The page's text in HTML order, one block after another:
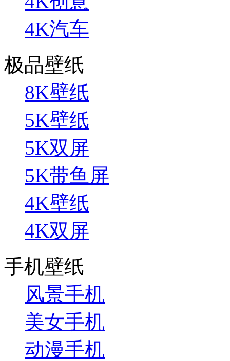
4K汽车
极品壁纸
8K壁纸
5K壁纸
5K双屏
5K带鱼屏
4K壁纸
4K双屏
手机壁纸
风景手机
美女手机
动漫手机